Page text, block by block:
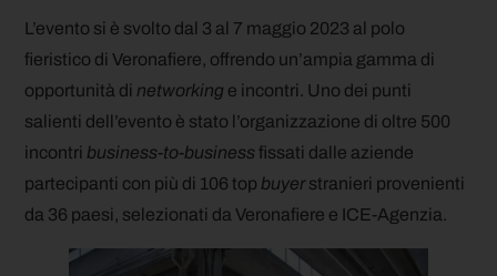
L’evento si è svolto dal 3 al 7 maggio 2023 al polo
fieristico di Veronafiere, offrendo un’ampia gamma di
opportunità di networking e incontri. Uno dei punti
salienti dell’evento è stato l’organizzazione di oltre 500
incontri business-to-businessfissati dalle aziende
partecipanti con più di 106 top buyerstranieri provenienti
da 36 paesi, selezionati da Veronafiere e ICE-Agenzia.